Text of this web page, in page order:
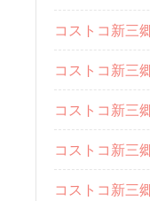
コストコ新三
コストコ新三
コストコ新三
コストコ新三
コストコ新三